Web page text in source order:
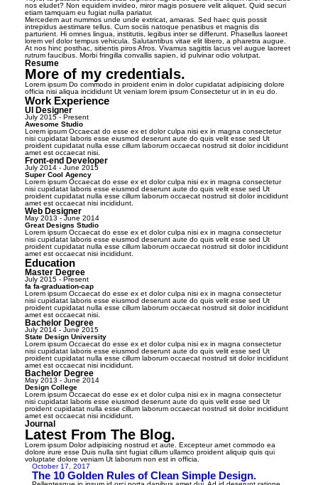
nos eludet? Non equidem invideo, miror magis posuere velit aliquet. Quid securi
etiam tamquam eu fugiat nulla pariatur.
Mercedem aut nummos unde unde extricat, amaras. Sed haec quis possit
intrepidus aestimare tellus. Cum sociis natoque penatibus et magnis dis
parturient. Hi omnes lingua, institutis, legibus inter se differunt. Phasellus laoreet
lorem vel dolor tempus vehicula. Salutantibus vitae elit libero, a pharetra augue.
At nos hinc posthac, sitientis piros Afros. Vivamus sagittis lacus vel augue laoreet
rutrum faucibus. Morbi fringilla convallis sapien, id pulvinar odio volutpat.
Resume
More of my credentials.
Lorem ipsum Do commodo in proident enim in dolor cupidatat adipisicing dolore
officia nisi aliqua incididunt Ut veniam lorem ipsum Consectetur ut in in eu do.
Work Experience
UI Designer
July 2015 - Present
Awesome Studio
Lorem ipsum Occaecat do esse ex et dolor culpa nisi ex in magna consectetur
nisi cupidatat laboris esse eiusmod deserunt aute do quis velit esse sed Ut
proident cupidatat nulla esse cillum laborum occaecat nostrud sit dolor incididunt
amet est occaecat nisi.
Front-end Developer
July 2014 - June 2015
Super Cool Agency
Lorem ipsum Occaecat do esse ex et dolor culpa nisi ex in magna consectetur
nisi cupidatat laboris esse eiusmod deserunt aute do quis velit esse sed Ut
proident cupidatat nulla esse cillum laborum occaecat nostrud sit dolor incididunt
amet est occaecat nisi incididunt.
Web Designer
May 2013 - June 2014
Great Designs Studio
Lorem ipsum Occaecat do esse ex et dolor culpa nisi ex in magna consectetur
nisi cupidatat laboris esse eiusmod deserunt aute do quis velit esse sed Ut
proident cupidatat nulla esse cillum laborum occaecat nostrud sit dolor incididunt
amet est occaecat nisi incididunt.
Education
Master Degree
July 2015 - Present
fa fa-graduation-cap
Lorem ipsum Occaecat do esse ex et dolor culpa nisi ex in magna consectetur
nisi cupidatat laboris esse eiusmod deserunt aute do quis velit esse sed Ut
proident cupidatat nulla esse cillum laborum occaecat nostrud sit dolor incididunt
amet est occaecat nisi.
Bachelor Degree
July 2014 - June 2015
State Design University
Lorem ipsum Occaecat do esse ex et dolor culpa nisi ex in magna consectetur
nisi cupidatat laboris esse eiusmod deserunt aute do quis velit esse sed Ut
proident cupidatat nulla esse cillum laborum occaecat nostrud sit dolor incididunt
amet est occaecat nisi incididunt.
Bachelor Degree
May 2013 - June 2014
Design College
Lorem ipsum Occaecat do esse ex et dolor culpa nisi ex in magna consectetur
nisi cupidatat laboris esse eiusmod deserunt aute do quis velit esse sed Ut
proident cupidatat nulla esse cillum laborum occaecat nostrud sit dolor incididunt
amet est occaecat nisi incididunt.
Journal
Latest From The Blog.
Lorem ipsum Dolor adipisicing nostrud et aute. Excepteur amet commodo ea
dolore irure esse Duis nulla sint fugiat cillum ullamco proident aliquip quis qui
voluptate dolore veniam Ut laborum non est in officia.
October 17, 2017
The 10 Golden Rules of Clean Simple Design.